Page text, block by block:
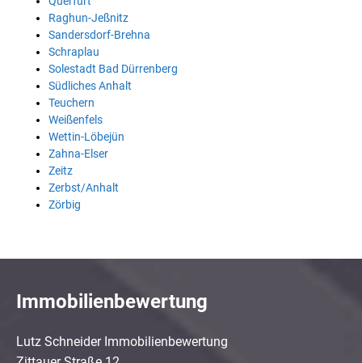
Raghun-Jeßnitz
Sandersdorf-Brehna
Schraplau
Solestadt Bad Dürrenberg
Südliches Anhalt
Teuchern
Weißenfels
Wettin-Löbejün
Zahna-Elser
Zeitz
Zerbst/Anhalt
Zörbig
Immobilienbewertung
Lutz Schneider Immobilienbewertung